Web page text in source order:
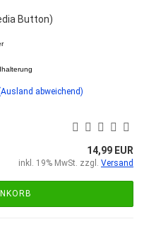
Button)
abweichend)
14,99 EUR
inkl. 19% MwSt. zzgl. Versand